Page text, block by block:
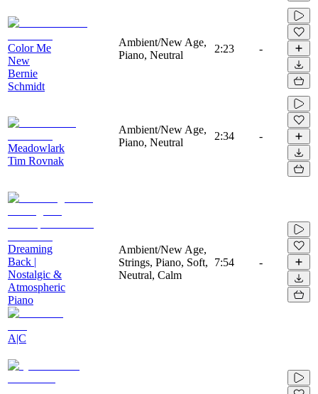
Color Me
New
Bernie
Schmidt
Ambient/New Age,
Piano, Neutral
2:23 -
Meadowlark
Tim Rovnak
Ambient/New Age,
Piano, Neutral
2:34 -
Dreaming
Back |
Nostalgic &
Atmospheric
Piano
A|C
Ambient/New Age,
Strings, Piano, Soft,
Neutral, Calm
7:54 -